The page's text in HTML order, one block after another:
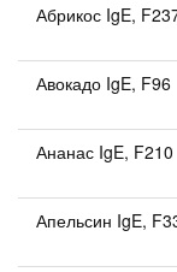
Абрикос IgE,
Авокадо IgE, F96
Ананас IgE, F210
Апельсин IgE,